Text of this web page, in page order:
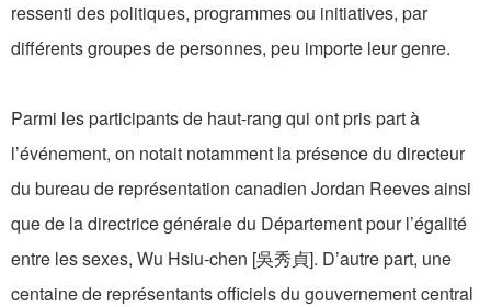
ressenti des politiques, programmes ou initiatives, par
différents groupes de personnes, peu importe leur genre.
Parmi les participants de haut-rang qui ont pris part à
l’événement, on notait notamment la présence du directeur
du bureau de représentation canadien Jordan Reeves ainsi
que de la directrice générale du Département pour l’égalité
entre les sexes, Wu Hsiu-chen [吳秀貞]. D’autre part, une
centaine de représentants officiels du gouvernement central